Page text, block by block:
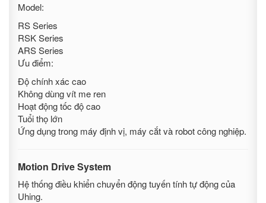
Model:
RS Series
RSK Series
ARS Series
Ưu điểm:
Độ chính xác cao
Không dùng vít me ren
Hoạt động tốc độ cao
Tuổi thọ lớn
Ứng dụng trong máy định vị, máy cắt và robot công nghiệp.
Motion Drive System
Hệ thống điều khiển chuyển động tuyến tính tự động của
Uhing.